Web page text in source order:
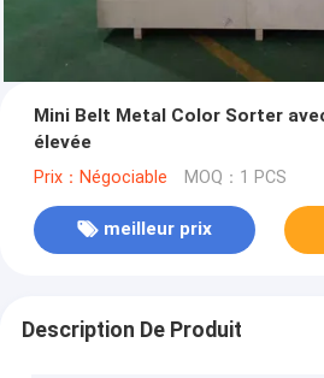
Mini Belt Metal Color Sorter
élevée
Prix：Négociable MOQ：1 PCS
meilleur prix
Description De Produit